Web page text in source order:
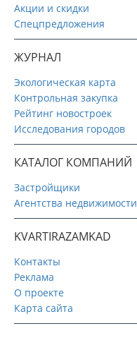
Акции и скидки
Спецпредложения
ЖУРНАЛ
Экологическая карта
Контрольная закупка
Рейтинг новостроек
Исследования городов
КАТАЛОГ КОМПАНИЙ
Застройщики
Агентства недвижимости
KVARTIRAZAMKAD
Контакты
Реклама
О проекте
Карта сайта